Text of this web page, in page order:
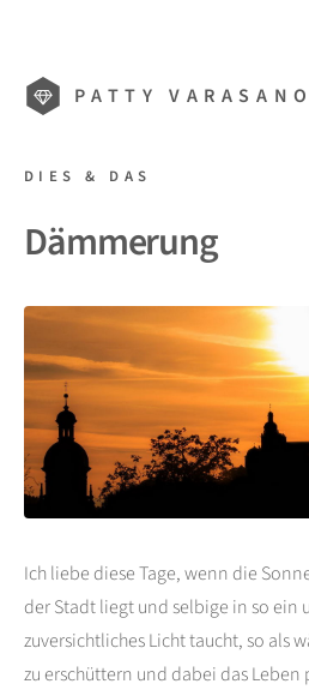
PATTY VARASANO
DIES & DAS
Dämmerung
Ich liebe diese Tage, wenn die
der Stadt liegt und selbige in so ein
zuversichtliches Licht taucht, so als
zu erschüttern und dabei das